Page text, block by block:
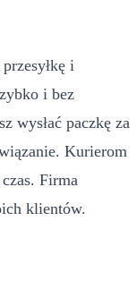
i
i bez
wysłać paczkę za
Kurierom
Firma
klientów.